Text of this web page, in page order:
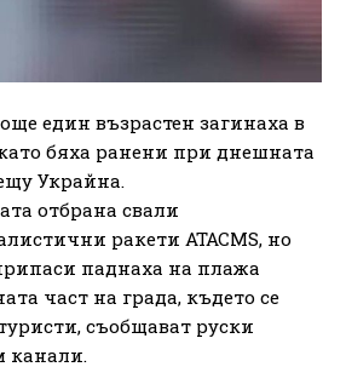
един възрастен загинаха в
бяха ранени при днешната
Украйна.
отбрана свали
ракети ATACMS, но
паднаха на плажа
част на града, където се
съобщават руски
канали.